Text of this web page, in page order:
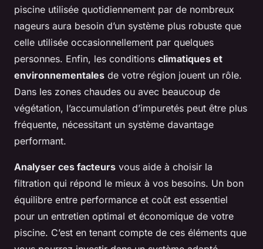
piscine utilisée quotidiennement par de nombreux
nageurs aura besoin d’un système plus robuste que
celle utilisée occasionnellement par quelques
personnes. Enfin, les conditions climatiques et
environnementales de votre région jouent un rôle.
Dans les zones chaudes ou avec beaucoup de
végétation, l’accumulation d’impuretés peut être plus
fréquente, nécessitant un système davantage
performant.
Analyser ces facteurs vous aide à choisir la
filtration qui répond le mieux à vos besoins. Un bon
équilibre entre performance et coût est essentiel
pour un entretien optimal et économique de votre
piscine. C’est en tenant compte de ces éléments que